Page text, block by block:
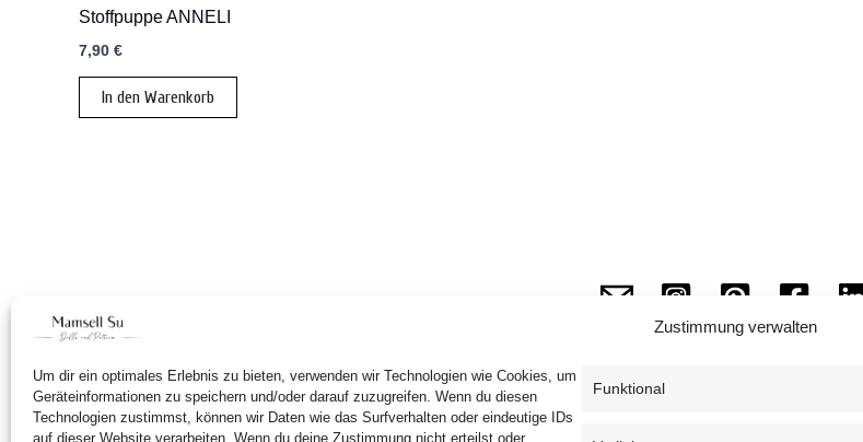
Zustimmung verwalten
Um dir ein optimales Erlebnis zu bieten, verwenden wir Technologien wie Cookies, um
Geräteinformationen zu speichern und/oder darauf zuzugreifen. Wenn du diesen
Technologien zustimmst, können wir Daten wie das Surfverhalten oder eindeutige IDs
auf dieser Website verarbeiten. Wenn du deine Zustimmung nicht erteilst oder
Funktional
Stoffpuppe ANNELI
7,90 €
In den Warenkorb